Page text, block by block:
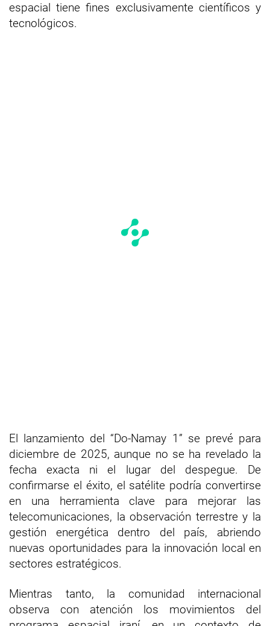
espacial tiene fines exclusivamente científicos y
tecnológicos.
El lanzamiento del “Do-Namay 1” se prevé para
diciembre de 2025, aunque no se ha revelado la
fecha exacta ni el lugar del despegue. De
confirmarse el éxito, el satélite podría convertirse
en una herramienta clave para mejorar las
telecomunicaciones, la observación terrestre y la
gestión energética dentro del país, abriendo
nuevas oportunidades para la innovación local en
sectores estratégicos.
Mientras tanto, la comunidad internacional
observa con atención los movimientos del